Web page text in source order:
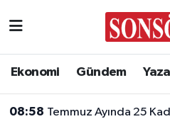
Ekonomi Gündem
08:58 Temmuz Ayında 25
Asayiş
Ankara Nöbetçi